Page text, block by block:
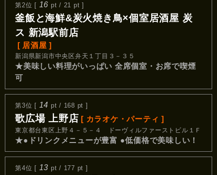
第2位 [ 16 pt / 21 pt ]
釜飯と海鮮&炭火焼き鳥×個室居酒屋 炭
ス 新潟駅前店
[ 居酒屋 ]
新潟県新潟市中央区弁天１丁目３－３５
★美味しい料理がいっぱい 全席個室・お席で喫煙
可
第3位 [ 14 pt / 168 pt ]
歌広場 上野店 [ カラオケ・パーティ ]
東京都台東区上野４－５－４ ドーヴィルファーストビル１Ｆ
★●ドリンクメニューが豊富 ●低価格で美味しい！
第4位 [ 13 pt / 177 pt ]